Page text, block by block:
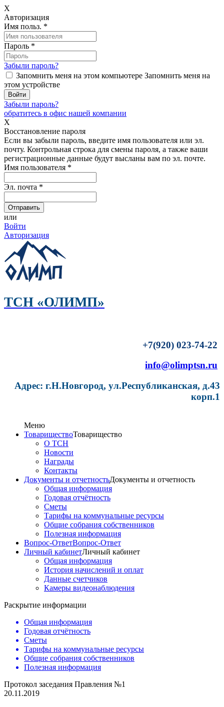
X
Авторизация
Имя польз. *
Пароль *
Забыли пароль?
Запомнить меня на этом компьютере Запомнить меня на
этом устройстве
Забыли пароль?
обратитесь в офис нашей компании
X
Восстановление пароля
Если вы забыли пароль, введите имя пользователя или эл.
почту. Контрольная строка для смены пароля, а также ваши
регистрационные данные будут высланы вам по эл. почте.
Имя пользователя *
Эл. почта *
или
Войти
Авторизация
ТСН «ОЛИМП»
+7(920) 023-74-22
info@olimptsn.ru
Адрес: г.Н.Новгород, ул.Республиканская, д.43
корп.1
Меню
ТовариществоТоварищество
О ТСН
Новости
Награды
Контакты
Документы и отчетностьДокументы и отчетность
Общая информация
Годовая отчётность
Сметы
Тарифы на коммунальные ресурсы
Общие собрания собственников
Полезная информация
Вопрос-ОтветВопрос-Ответ
Личный кабинетЛичный кабинет
Общая информация
История начислений и оплат
Данные счетчиков
Камеры видеонаблюдения
Раскрытие информации
Общая информация
Годовая отчётность
Сметы
Тарифы на коммунальные ресурсы
Общие собрания собственников
Полезная информация
Протокол заседания Правления №1
20.11.2019